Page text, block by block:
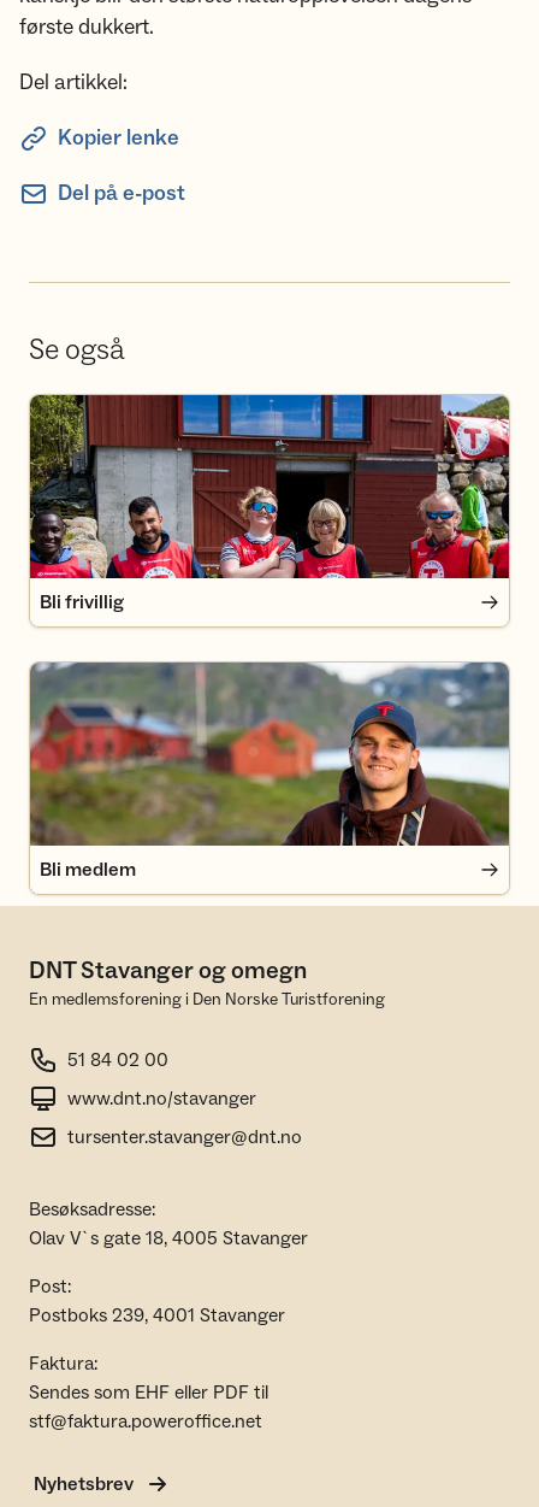
første dukkert.
Del artikkel:
Kopier lenke
Del på e-post
Se også
Bli frivillig
Bli frivillig
Bli medlem
Bli medlem
DNT Stavanger og omegn
En medlemsforening i Den Norske Turistforening
51 84 02 00
www.dnt.no/stavanger
tursenter.stavanger@dnt.no
Besøksadresse:
Olav V`s gate 18, 4005 Stavanger
Post:
Postboks 239, 4001 Stavanger
Faktura:
Sendes som EHF eller PDF til
stf@faktura.poweroffice.net
Nyhetsbrev